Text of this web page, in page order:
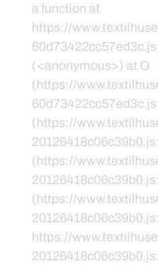
a function at
https://
(<anonymous>) at O
(https://
(https://
(https://
(https://
https://